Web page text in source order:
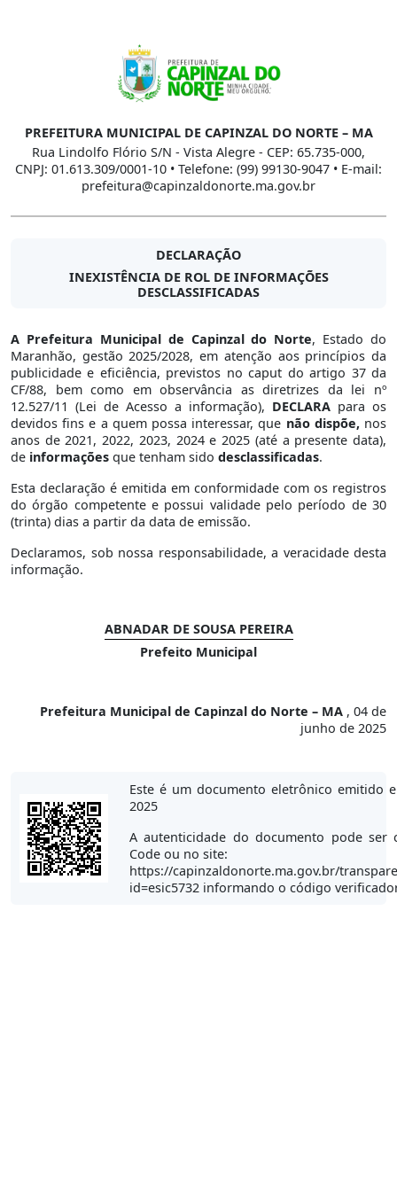
PREFEITURA MUNICIPAL DE CAPINZAL DO NORTE – MA
Rua Lindolfo Flório S/N - Vista Alegre - CEP: 65.735-000,
CNPJ: 01.613.309/0001-10 • Telefone: (99) 99130-9047 • E-mail:
prefeitura@capinzaldonorte.ma.gov.br
DECLARAÇÃO
INEXISTÊNCIA DE ROL DE INFORMAÇÕES
DESCLASSIFICADAS
A Prefeitura Municipal de Capinzal do Norte, Estado do
Maranhão, gestão 2025/2028, em atenção aos princípios da
publicidade e eficiência, previstos no caput do artigo 37 da
CF/88, bem como em observância as diretrizes da lei nº
12.527/11 (Lei de Acesso a informação), DECLARA para os
devidos fins e a quem possa interessar, que não dispõe,nos
anos de 2021, 2022, 2023, 2024 e 2025 (até a presente data),
de informações que tenham sido desclassificadas.
Esta declaração é emitida em conformidade com os registros
do órgão competente e possui validade pelo período de 30
(trinta) dias a partir da data de emissão.
Declaramos, sob nossa responsabilidade, a veracidade desta
informação.
ABNADAR DE SOUSA PEREIRA
Prefeito Municipal
Prefeitura Municipal de Capinzal do Norte – MA , 04 de
junho de 2025
Este é um documento eletrônico emitido
2025
A autenticidade do documento pode ser
Code ou no site:
https://capinzaldonorte.ma.gov.br/
id=esic5732 informando o código